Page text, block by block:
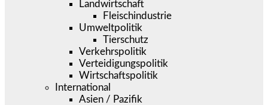
Landwirtschaft
Fleischindustrie
Umweltpolitik
Tierschutz
Verkehrspolitik
Verteidigungspolitik
Wirtschaftspolitik
International
Asien / Pazifik